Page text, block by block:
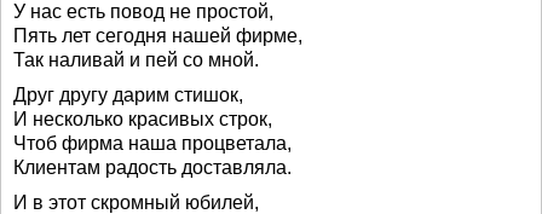
У нас есть повод не простой,
Пять лет сегодня нашей фирме,
Так наливай и пей со мной.
Друг другу дарим стишок,
И несколько красивых строк,
Чтоб фирма наша процветала,
Клиентам радость доставляла.
И в этот скромный юбилей,